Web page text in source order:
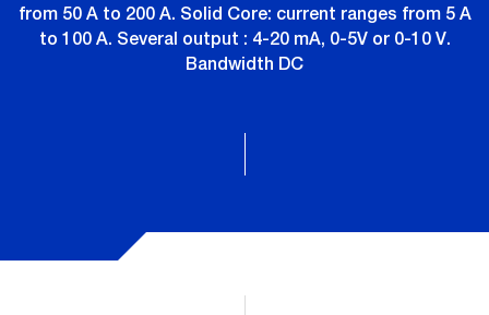
from 50 A to 200 A. Solid Core: current ranges from 5 A
to 100 A. Several output : 4-20 mA, 0-5V or 0-10 V.
Bandwidth DC